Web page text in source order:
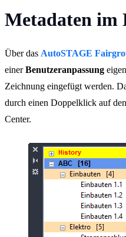
Metadaten im
Über das AutoSTAGE
einerBenutzeranpassung
Zeichnung eingefügt werden.
durch einen Doppelklick auf
Center.